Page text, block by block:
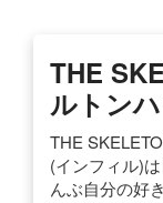
THE
ルトン
THE
(インフィル)
んぶ自分の好